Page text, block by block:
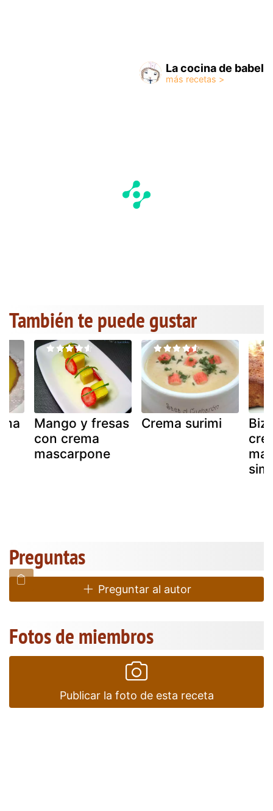
La cocina de babel
También te puede gustar
Mango y fresas
con crema
mascarpone
Crema surimi
Preguntas
Preguntar al autor
Fotos de miembros
Publicar la foto de esta receta